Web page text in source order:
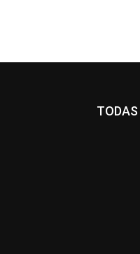
TODAS